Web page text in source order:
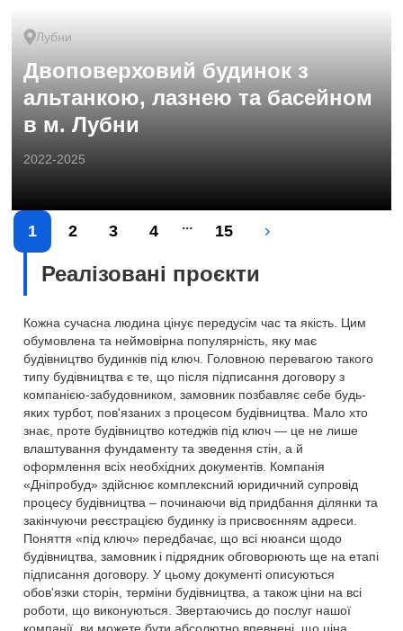
Лубни
Двоповерховий будинок з
альтанкою, лазнею та басейном
в м. Лубни
2022-2025
1 2 3 4 ... 15
Реалізовані проєкти
Кожна сучасна людина цінує передусім час та якість. Цим
обумовлена ​​та неймовірна популярність, яку має
будівництво будинків під ключ. Головною перевагою такого
типу будівництва є те, що після підписання договору з
компанією-забудовником, замовник позбавляє себе будь-
яких турбот, пов'язаних з процесом будівництва. Мало хто
знає, проте будівництво котеджів під ключ — це не лише
влаштування фундаменту та зведення стін, а й
оформлення всіх необхідних документів. Компанія
«Дніпробуд» здійснює комплексний юридичний супровід
процесу будівництва – починаючи від придбання ділянки та
закінчуючи реєстрацією будинку із присвоєнням адреси.
Поняття «під ключ» передбачає, що всі нюанси щодо
будівництва, замовник і підрядник обговорюють ще на етапі
підписання договору. У цьому документі описуються
обов'язки сторін, терміни будівництва, а також ціни на всі
роботи, що виконуються. Звертаючись до послуг нашої